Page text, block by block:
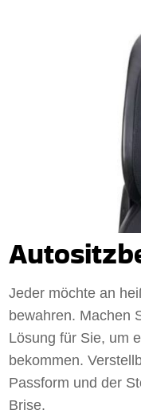
Jeder möchte an
bewahren. Machen
Lösung für Sie, um
bekommen.
Passform und der
Brise.